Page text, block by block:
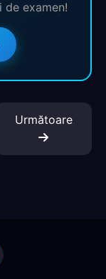
de examen!
Următoare